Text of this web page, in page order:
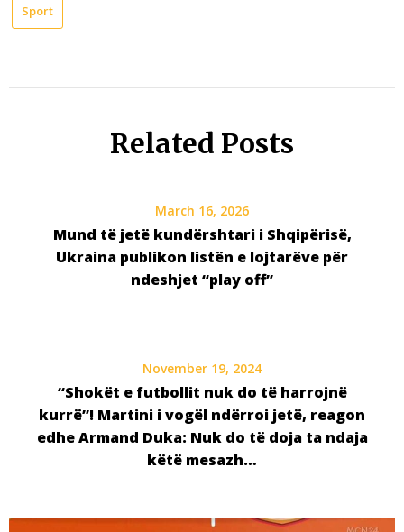
Sport
Related Posts
March 16, 2026
Mund të jetë kundërshtari i Shqipërisë,
Ukraina publikon listën e lojtarëve për
ndeshjet “play off”
November 19, 2024
“Shokët e futbollit nuk do të harrojnë
kurrë”! Martini i vogël ndërroi jetë, reagon
edhe Armand Duka: Nuk do të doja ta ndaja
këtë mesazh…